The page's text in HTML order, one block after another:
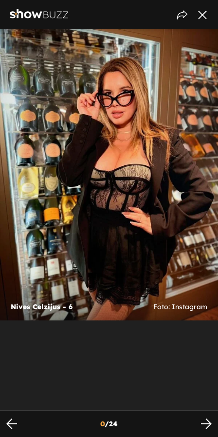
Nives Celzijus - 6 Foto: Instagram
0/24